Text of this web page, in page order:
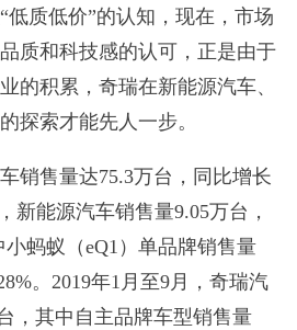
低质低价”的认知，现在，市场
质和科技感的认可，正是由于
的积累，奇瑞在新能源汽车、
探索才能先人一步。
销售量达75.3万台，同比增长
新能源汽车销售量9.05万台，
小蚂蚁（eQ1）单品牌销售量
。2019年1月至9月，奇瑞汽
，其中自主品牌车型销售量